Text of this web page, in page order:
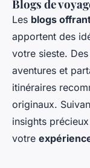
Blogs de
Les blogs
apportent des
votre sieste.
aventures et
itinéraires
originaux.
insights
votre